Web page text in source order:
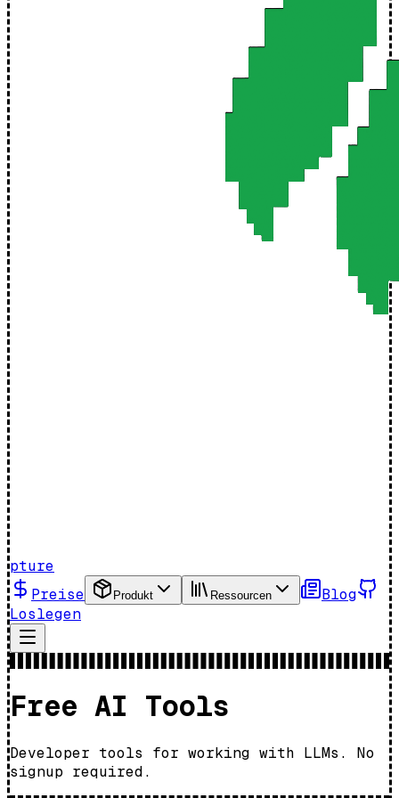
pture
Preise
Produkt Ressourcen
Blog
Loslegen
Free AI Tools
Developer tools for working with LLMs. No
signup required.